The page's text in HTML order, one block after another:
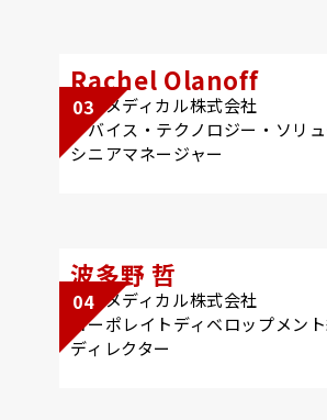
03
Rachel Olanoff
楽天メディカル株式会社
デバイス・テクノロジー・ソリ
シニアマネージャー
04
波多野 哲
楽天メディカル株式会社​
コーポレイトディベロップメン
ディレクター​